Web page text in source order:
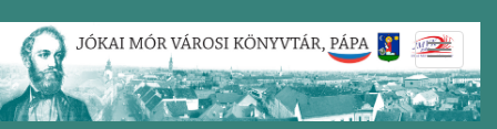
Ugrás
tartalomra